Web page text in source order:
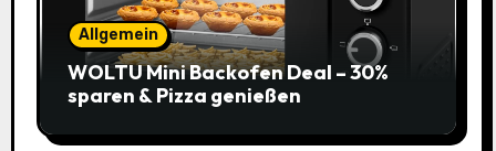
Allgemein
WOLTU Mini Backofen Deal – 30%
sparen & Pizza genießen